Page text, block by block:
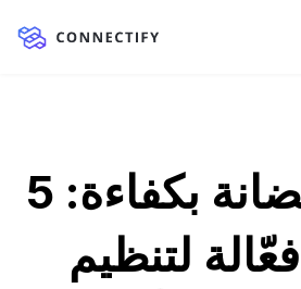
إدارة الحضانة بكفاءة: 5
لتنظيم